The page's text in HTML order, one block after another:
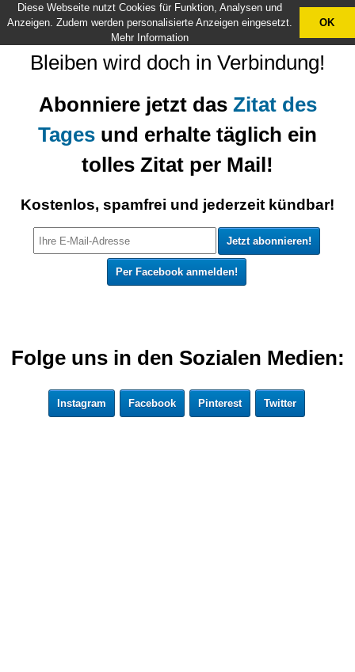
Bleiben wird doch in Verbindung!
Abonniere jetzt das Zitat des
Tages und erhalte täglich ein
tolles Zitat per Mail!
Kostenlos, spamfrei und jederzeit kündbar!
Per Facebook anmelden!
Folge uns in den Sozialen Medien:
Instagram Facebook Pinterest Twitter
X
Diese Webseite nutzt Cookies für Funktion, Analysen und
Anzeigen. Zudem werden personalisierte Anzeigen eingesetzt.
Mehr Information
OK